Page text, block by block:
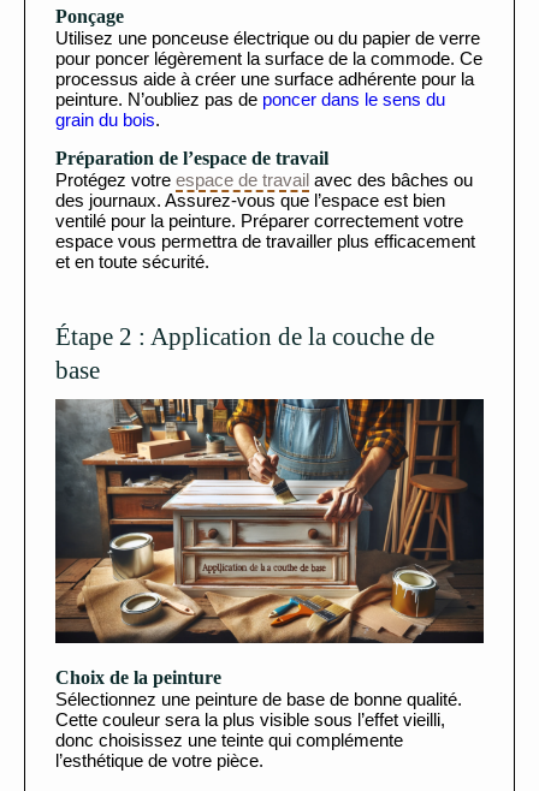
Ponçage
Utilisez une ponceuse électrique ou du papier de verre
pour poncer légèrement la surface de la commode. Ce
processus aide à créer une surface adhérente pour la
peinture. N’oubliez pas de poncer dans le sens du
grain du bois.
Préparation de l’espace de travail
Protégez votre espace de travail avec des bâches ou
des journaux. Assurez-vous que l’espace est bien
ventilé pour la peinture. Préparer correctement votre
espace vous permettra de travailler plus efficacement
et en toute sécurité.
Étape 2 : Application de la couche de
base
Choix de la peinture
Sélectionnez une peinture de base de bonne qualité.
Cette couleur sera la plus visible sous l’effet vieilli,
donc choisissez une teinte qui complémente
l’esthétique de votre pièce.